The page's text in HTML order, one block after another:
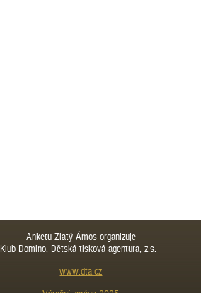
Anketu Zlatý Ámos organizuje
Klub Domino, Dětská tisková agentura, z.s.
www.dta.cz